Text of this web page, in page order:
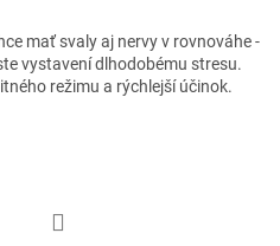
mať svaly aj nervy v rovnováhe -
vystavení dlhodobému stresu.
režimu a rýchlejší účinok.